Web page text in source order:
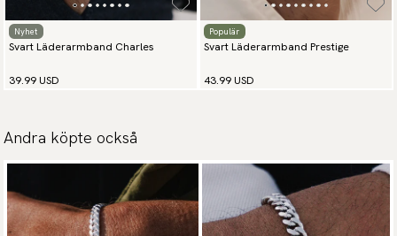
Nyhet
Svart Läderarmband Charles
39.99 USD
Populär
Svart Läderarmband Prestige
43.99 USD
Andra köpte också